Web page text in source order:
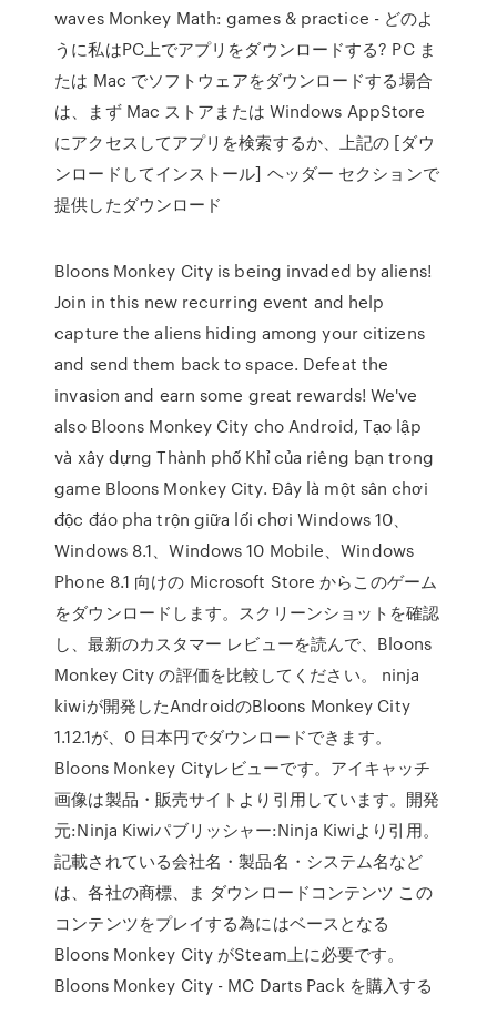
waves Monkey Math: games & practice - どのよ
うに私はPC上でアプリをダウンロードする? PC ま
たは Mac でソフトウェアをダウンロードする場合
は、まず Mac ストアまたは Windows AppStore
にアクセスしてアプリを検索するか、上記の [ダウ
ンロードしてインストール] ヘッダー セクションで
提供したダウンロード
Bloons Monkey City is being invaded by aliens!
Join in this new recurring event and help
capture the aliens hiding among your citizens
and send them back to space. Defeat the
invasion and earn some great rewards! We've
also Bloons Monkey City cho Android, Tạo lập
và xây dựng Thành phố Khỉ của riêng bạn trong
game Bloons Monkey City. Đây là một sân chơi
độc đáo pha trộn giữa lối chơi Windows 10、
Windows 8.1、Windows 10 Mobile、Windows
Phone 8.1 向けの Microsoft Store からこのゲーム
をダウンロードします。スクリーンショットを確認
し、最新のカスタマー レビューを読んで、Bloons
Monkey City の評価を比較してください。 ninja
kiwiが開発したAndroidのBloons Monkey City
1.12.1が、0 日本円でダウンロードできます。
Bloons Monkey Cityレビューです。アイキャッチ
画像は製品・販売サイトより引用しています。開発
元:Ninja Kiwiパブリッシャー:Ninja Kiwiより引用。
記載されている会社名・製品名・システム名など
は、各社の商標、ま ダウンロードコンテンツ この
コンテンツをプレイする為にはベースとなる
Bloons Monkey City がSteam上に必要です。
Bloons Monkey City - MC Darts Pack を購入する